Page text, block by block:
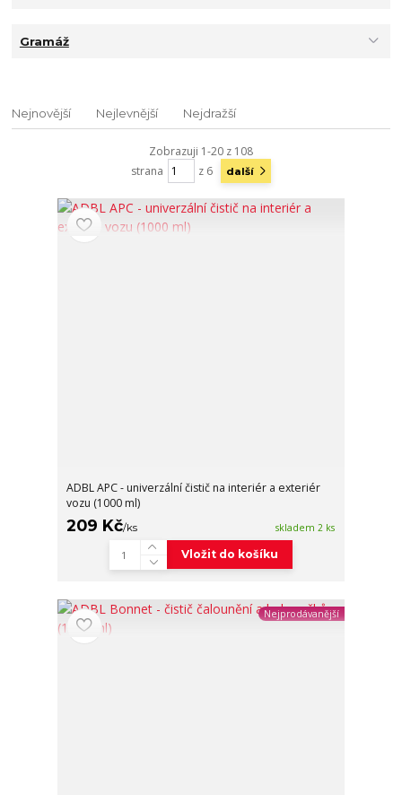
Gramáž
Nejnovější Nejlevnější Nejdražší
Zobrazuji 1-20 z 108
strana
z 6 další
ADBL APC - univerzální čistič na interiér a exteriér
vozu (1000 ml)
209 Kč/ks skladem 2 ks
Vložit do košíku
Nejprodávanější